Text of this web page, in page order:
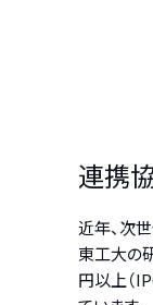
連携
近年、次
東工大の
円以上（